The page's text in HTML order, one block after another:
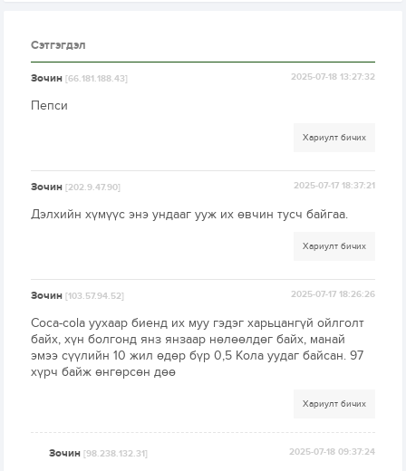
Сэтгэгдэл
Зочин[66.181.188.43] 2025-07-18 13:27:32
Пепси
Хариулт бичих
Зочин[202.9.47.90] 2025-07-17 18:37:21
Дэлхийн хүмүүс энэ ундааг ууж их өвчин тусч байгаа.
Хариулт бичих
Зочин[103.57.94.52] 2025-07-17 18:26:26
Coca-cola уухаар биенд их муу гэдэг харьцангүй ойлголт
байх, хүн болгонд янз янзаар нөлөөлдөг байх, манай
эмээ сүүлийн 10 жил өдөр бүр 0,5 Кола уудаг байсан. 97
хүрч байж өнгөрсөн дөө
Хариулт бичих
Зочин[98.238.132.31] 2025-07-18 09:37:24